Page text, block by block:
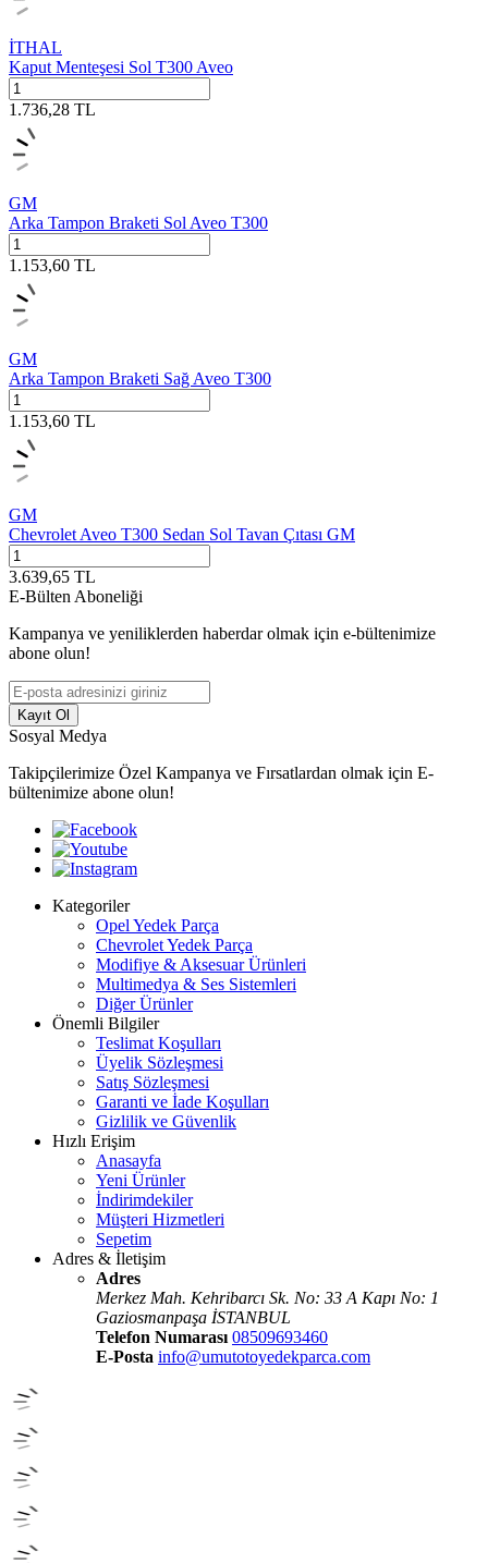
İTHAL
Kaput Menteşesi Sol T300 Aveo
1.736,28 TL
GM
Arka Tampon Braketi Sol Aveo T300
1.153,60 TL
GM
Arka Tampon Braketi Sağ Aveo T300
1.153,60 TL
GM
Chevrolet Aveo T300 Sedan Sol Tavan Çıtası GM
3.639,65 TL
E-Bülten Aboneliği
Kampanya ve yeniliklerden haberdar olmak için e-bültenimize
abone olun!
Kayıt Ol
Sosyal Medya
Takipçilerimize Özel Kampanya ve Fırsatlardan olmak için E-
bültenimize abone olun!
Kategoriler
Opel Yedek Parça
Chevrolet Yedek Parça
Modifiye & Aksesuar Ürünleri
Multimedya & Ses Sistemleri
Diğer Ürünler
Önemli Bilgiler
Teslimat Koşulları
Üyelik Sözleşmesi
Satış Sözleşmesi
Garanti ve İade Koşulları
Gizlilik ve Güvenlik
Hızlı Erişim
Anasayfa
Yeni Ürünler
İndirimdekiler
Müşteri Hizmetleri
Sepetim
Adres & İletişim
Adres
Merkez Mah. Kehribarcı Sk. No: 33 A Kapı No: 1
Gaziosmanpaşa İSTANBUL
Telefon Numarası 08509693460
E-Posta info@umutotoyedekparca.com